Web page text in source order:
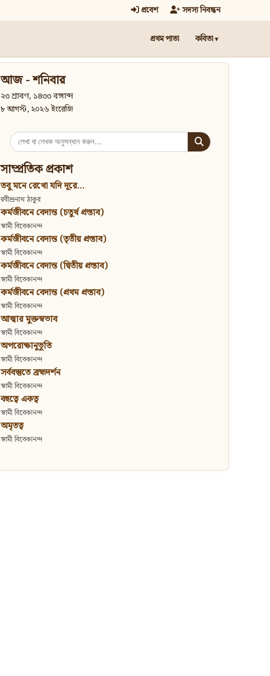
প্রবেশ সদস্য নিবন্ধন
প্রথম পাতা কবিতা
আজ - শনিবার
২৩ শ্রাবণ, ১৪৩৩ বঙ্গাব্দ
৮ আগস্ট, ২০২৬ ইংরেজি
Search
for:
সাম্প্রতিক প্রকাশ
তবু মনে রেখো যদি দূরে...
রবীন্দ্রনাথ ঠাকুর
কর্মজীবনে বেদান্ত (চতুর্থ প্রস্তাব)
স্বামী বিবেকানন্দ
কর্মজীবনে বেদান্ত (তৃতীয় প্রস্তাব)
স্বামী বিবেকানন্দ
কর্মজীবনে বেদান্ত (দ্বিতীয় প্রস্তাব)
স্বামী বিবেকানন্দ
কর্মজীবনে বেদান্ত (প্রথম প্রস্তাব)
স্বামী বিবেকানন্দ
আত্মার মুক্তস্বভাব
স্বামী বিবেকানন্দ
অপরোক্ষানুভূতি
স্বামী বিবেকানন্দ
সর্ববস্তুতে ব্রহ্মদর্শন
স্বামী বিবেকানন্দ
বহুত্বে একত্ব
স্বামী বিবেকানন্দ
অমৃতত্ব
স্বামী বিবেকানন্দ